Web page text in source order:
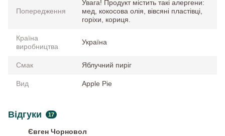
Попередження
Увага! Продукт містить такі алергени:
мед, кокосова олія, вівсяні пластівці,
горіхи, кориця.
Країна
виробництва
Україна
Смак Яблучний пиріг
Вид Apple Pie
Відгуки 17
Євген Чорновол